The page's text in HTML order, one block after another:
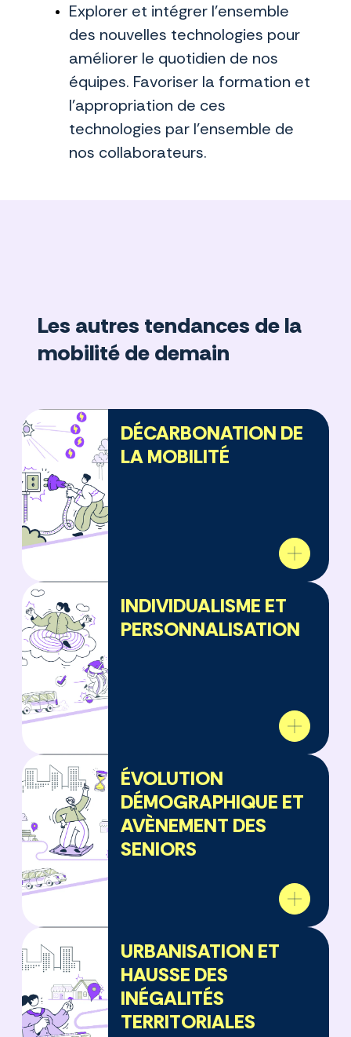
Explorer et intégrer l’ensemble
des nouvelles technologies pour
améliorer le quotidien de nos
équipes. Favoriser la formation et
l’appropriation de ces
technologies par l’ensemble de
nos collaborateurs.
Les autres tendances de la
mobilité de demain
DÉCARBONATION DE
LA MOBILITÉ
INDIVIDUALISME ET
PERSONNALISATION
ÉVOLUTION
DÉMOGRAPHIQUE ET
AVÈNEMENT DES
SENIORS
URBANISATION ET
HAUSSE DES
INÉGALITÉS
TERRITORIALES